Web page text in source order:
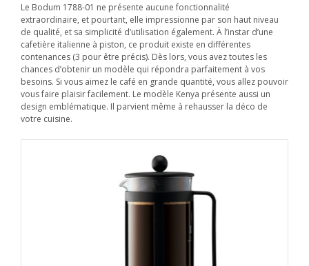
Le Bodum 1788-01 ne présente aucune fonctionnalité
extraordinaire, et pourtant, elle impressionne par son haut niveau
de qualité, et sa simplicité d’utilisation également. À l’instar d’une
cafetière italienne à piston, ce produit existe en différentes
contenances (3 pour être précis). Dès lors, vous avez toutes les
chances d’obtenir un modèle qui répondra parfaitement à vos
besoins. Si vous aimez le café en grande quantité, vous allez pouvoir
vous faire plaisir facilement. Le modèle Kenya présente aussi un
design emblématique. Il parvient même à rehausser la déco de
votre cuisine.